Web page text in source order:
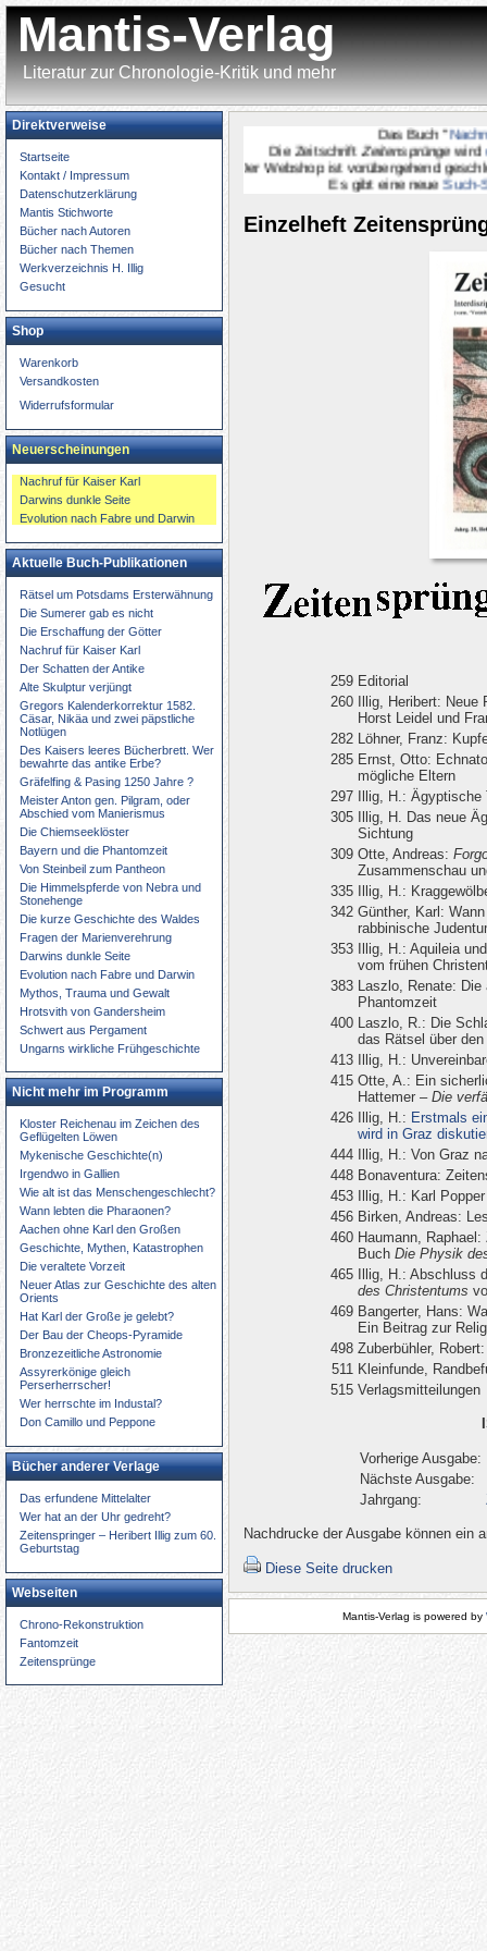
Mantis-Verlag
Literatur zur Chronologie-Kritik und mehr
Das Buch "Nachruf
Die ZeitschriftZeitensprüngewird
Der Webshop ist vorübergehend
Es gibt eine neueSuch-Seite
Einzelheft
259 Editorial
260
Illig, Heribert:
Horst Leidel und
282
Löhner, Franz:
285 Ernst, Otto:
mögliche Eltern
297
Illig, H.:
305
Illig, H. Das neue
Sichtung
309 Otte, Andreas:
Zusammenschau
335
Illig, H.:
342 Günther, Karl:
rabbinische
353
Illig, H.: Aquileia
vom frühen
383
Laszlo, Renate:
Phantomzeit
400
Laszlo, R.: Die
das Rätsel über
413
Illig, H.:
415 Otte, A.: Ein
Hattemer – Die
426
Illig, H.: Erstmals
wird in Graz
444
Illig, H.: Von Graz
448 Bonaventura:
453
Illig, H.: Karl
456 Birken, Andreas:
460 Haumann,
Buch Die Physik
465
Illig, H.: Abschluss
des Christentums
469 Bangerter, Hans:
Ein Beitrag zur
498 Zuberbühler,
511 Kleinfunde,
515 Verlagsmitteilungen
Vorherige Ausgabe:
Nächste Ausgabe:
Jahrgang:
Nachdrucke der Ausgabe können ein
Diese Seite drucken
Direktverweise
Startseite
Kontakt / Impressum
Datenschutzerklärung
Mantis Stichworte
Bücher nach Autoren
Bücher nach Themen
Werkverzeichnis H. Illig
Gesucht
Shop
Warenkorb
Versandkosten
Widerrufsformular
Neuerscheinungen
Nachruf für Kaiser Karl
Darwins dunkle Seite
Evolution nach Fabre und Darwin
Aktuelle Buch-Publikationen
Rätsel um Potsdams Ersterwähnung
Die Sumerer gab es nicht
Die Erschaffung der Götter
Nachruf für Kaiser Karl
Der Schatten der Antike
Alte Skulptur verjüngt
Gregors Kalenderkorrektur 1582.
Cäsar, Nikäa und zwei päpstliche
Notlügen
Des Kaisers leeres Bücherbrett. Wer
bewahrte das antike Erbe?
Gräfelfing & Pasing 1250 Jahre ?
Meister Anton gen. Pilgram, oder
Abschied vom Manierismus
Die Chiemseeklöster
Bayern und die Phantomzeit
Von Steinbeil zum Pantheon
Die Himmelspferde von Nebra und
Stonehenge
Die kurze Geschichte des Waldes
Fragen der Marienverehrung
Darwins dunkle Seite
Evolution nach Fabre und Darwin
Mythos, Trauma und Gewalt
Hrotsvith von Gandersheim
Schwert aus Pergament
Ungarns wirkliche Frühgeschichte
Nicht mehr im Programm
Kloster Reichenau im Zeichen des
Geflügelten Löwen
Mykenische Geschichte(n)
Irgendwo in Gallien
Wie alt ist das Menschengeschlecht?
Wann lebten die Pharaonen?
Aachen ohne Karl den Großen
Geschichte, Mythen, Katastrophen
Die veraltete Vorzeit
Neuer Atlas zur Geschichte des alten
Orients
Hat Karl der Große je gelebt?
Der Bau der Cheops-Pyramide
Bronzezeitliche Astronomie
Assyrerkönige gleich
Perserherrscher!
Wer herrschte im Industal?
Don Camillo und Peppone
Bücher anderer Verlage
Das erfundene Mittelalter
Wer hat an der Uhr gedreht?
Zeitenspringer – Heribert Illig zum 60.
Geburtstag
Webseiten
Chrono-Rekonstruktion
Fantomzeit
Zeitensprünge
Mantis-Verlag is powered by